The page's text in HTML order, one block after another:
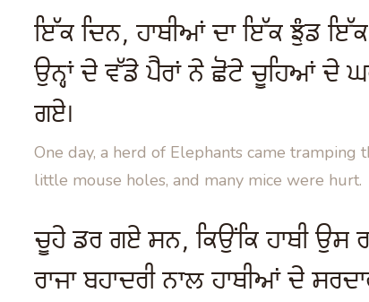
ਇੱਕ ਦਿਨ, ਹਾਥੀਆਂ ਦਾ ਇੱਕ ਝੁੰਡ
ਉਨ੍ਹਾਂ ਦੇ ਵੱਡੇ ਪੈਰਾਂ ਨੇ ਛੋਟੇ ਚੂਹਿਆਂ ਦੇ
ਗਏ।
One day, a herd of Elephants came
little mouse holes, and many mice were hurt.
ਚੂਹੇ ਡਰ ਗਏ ਸਨ, ਕਿਉਂਕਿ ਹਾਥੀ
ਰਾਜਾ ਬਹਾਦਰੀ ਨਾਲ ਹਾਥੀਆਂ ਦੇ